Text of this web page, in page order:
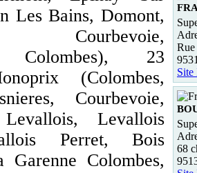
Les Bains, Domont,
Courbevoie,
Colombes), 23
(Colombes,
Courbevoie,
Levallois
Perret, Bois
Garenne Colombes,
Site
68